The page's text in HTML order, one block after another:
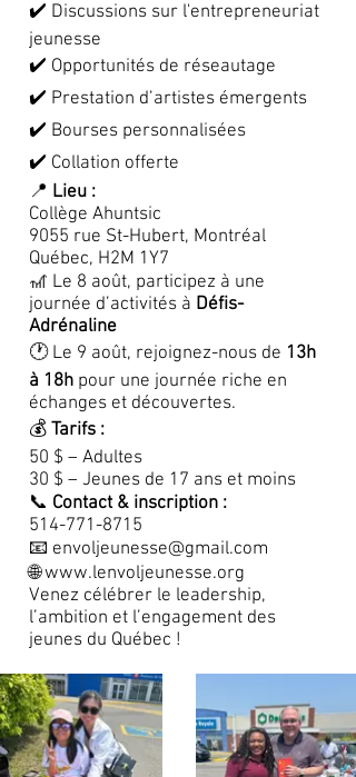
✔️ Discussions sur l'entrepreneuriat
jeunesse
✔️ Opportunités de réseautage
✔️ Prestation d’artistes émergents
✔️ Bourses personnalisées
✔️ Collation offerte
📍 Lieu :
Collège Ahuntsic
9055 rue St-Hubert, Montréal
Québec, H2M 1Y7
🎢 Le 8 août, participez à une
journée d’activités à Défis-
Adrénaline
🕐 Le 9 août, rejoignez-nous de 13h
à 18h pour une journée riche en
échanges et découvertes.
💰 Tarifs :
50 $ – Adultes
30 $ – Jeunes de 17 ans et moins
📞 Contact & inscription :
514-771-8715
📧 envoljeunesse@gmail.com
🌐www.lenvoljeunesse.org
Venez célébrer le leadership,
l’ambition et l’engagement des
jeunes du Québec !